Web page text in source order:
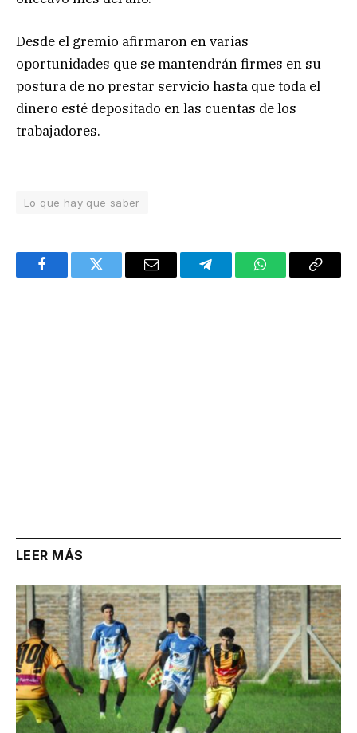
Desde el gremio afirmaron en varias
oportunidades que se mantendrán firmes en su
postura de no prestar servicio hasta que toda el
dinero esté depositado en las cuentas de los
trabajadores.
Lo que hay que saber
FacebookTwitter Email TelegramWhatsAppCopy
LEER MÁS